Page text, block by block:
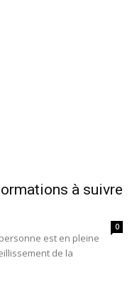
à suivre
0
est en pleine
de la